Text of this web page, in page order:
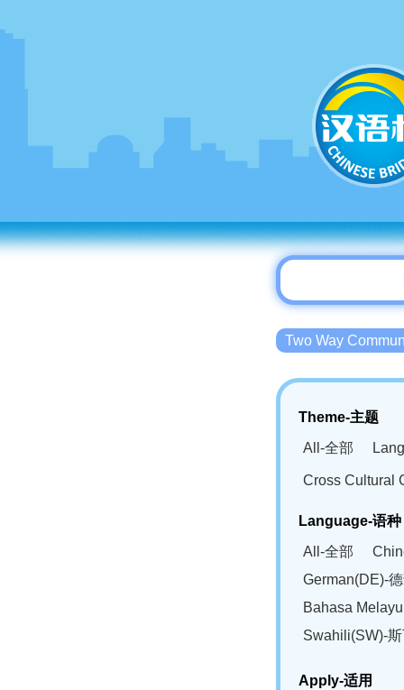
Two Way
Theme-主题
All-全部
Cross Cultural
Language-语种
All-全部
German(DE)-
Bahasa
Swahili(SW)-
Apply-适用